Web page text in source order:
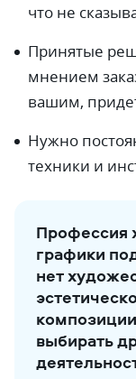
что не
Принятые
мнением
вашим,
Нужно
техники и
Профессия
графики
нет
выбирать